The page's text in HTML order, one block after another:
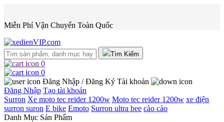
Miễn Phí Vận Chuyển Toàn Quốc
Tìm Kiếm
0
0
Đăng Nhập / Đăng Ký Tài khoản
Đăng Nhập Tạo tài khoản
Surron Xe moto tec reider 1200w Moto tec reider 1200w xe điện
surron suron E bike Emoto Surron ultra bee cào cào
Danh Mục Sản Phẩm